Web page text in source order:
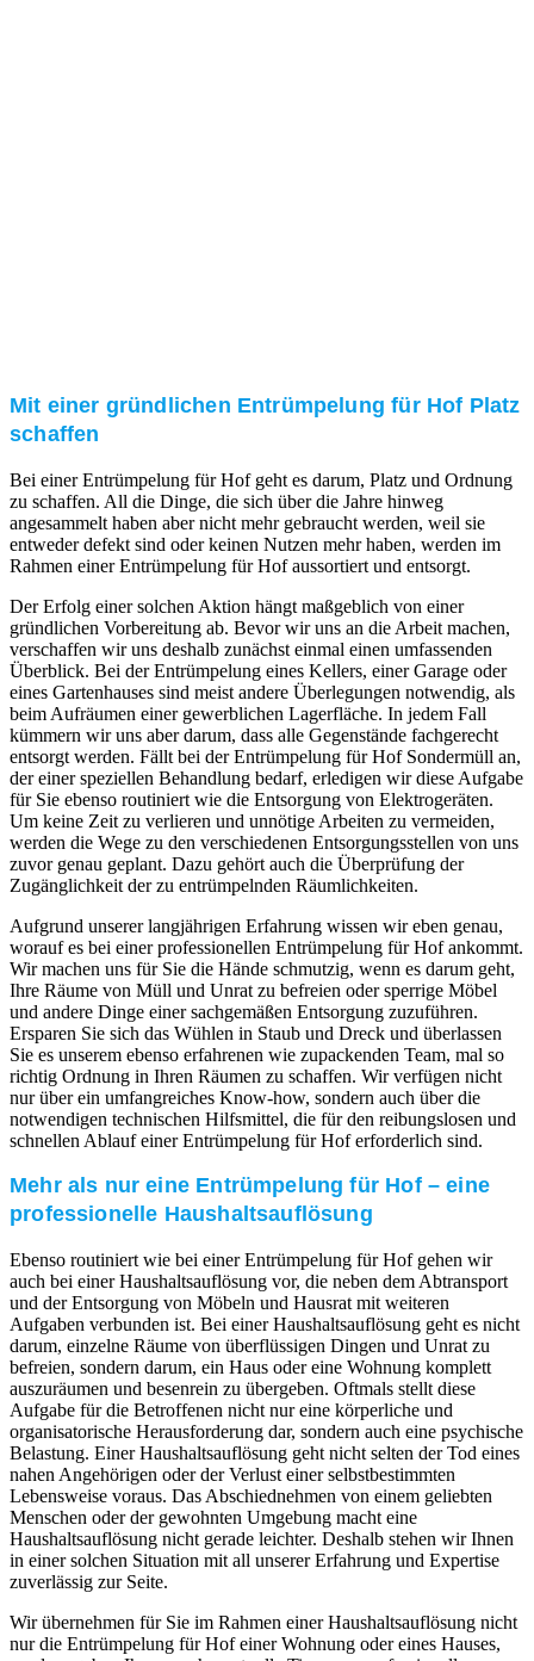
Mit einer gründlichen Entrümpelung für Hof Platz
schaffen
Bei einer Entrümpelung für Hof geht es darum, Platz und Ordnung
zu schaffen. All die Dinge, die sich über die Jahre hinweg
angesammelt haben aber nicht mehr gebraucht werden, weil sie
entweder defekt sind oder keinen Nutzen mehr haben, werden im
Rahmen einer Entrümpelung für Hof aussortiert und entsorgt.
Der Erfolg einer solchen Aktion hängt maßgeblich von einer
gründlichen Vorbereitung ab. Bevor wir uns an die Arbeit machen,
verschaffen wir uns deshalb zunächst einmal einen umfassenden
Überblick. Bei der Entrümpelung eines Kellers, einer Garage oder
eines Gartenhauses sind meist andere Überlegungen notwendig, als
beim Aufräumen einer gewerblichen Lagerfläche. In jedem Fall
kümmern wir uns aber darum, dass alle Gegenstände fachgerecht
entsorgt werden. Fällt bei der Entrümpelung für Hof Sondermüll an,
der einer speziellen Behandlung bedarf, erledigen wir diese Aufgabe
für Sie ebenso routiniert wie die Entsorgung von Elektrogeräten.
Um keine Zeit zu verlieren und unnötige Arbeiten zu vermeiden,
werden die Wege zu den verschiedenen Entsorgungsstellen von uns
zuvor genau geplant. Dazu gehört auch die Überprüfung der
Zugänglichkeit der zu entrümpelnden Räumlichkeiten.
Aufgrund unserer langjährigen Erfahrung wissen wir eben genau,
worauf es bei einer professionellen Entrümpelung für Hof ankommt.
Wir machen uns für Sie die Hände schmutzig, wenn es darum geht,
Ihre Räume von Müll und Unrat zu befreien oder sperrige Möbel
und andere Dinge einer sachgemäßen Entsorgung zuzuführen.
Ersparen Sie sich das Wühlen in Staub und Dreck und überlassen
Sie es unserem ebenso erfahrenen wie zupackenden Team, mal so
richtig Ordnung in Ihren Räumen zu schaffen. Wir verfügen nicht
nur über ein umfangreiches Know-how, sondern auch über die
notwendigen technischen Hilfsmittel, die für den reibungslosen und
schnellen Ablauf einer Entrümpelung für Hof erforderlich sind.
Mehr als nur eine Entrümpelung für Hof – eine
professionelle Haushaltsauflösung
Ebenso routiniert wie bei einer Entrümpelung für Hof gehen wir
auch bei einer Haushaltsauflösung vor, die neben dem Abtransport
und der Entsorgung von Möbeln und Hausrat mit weiteren
Aufgaben verbunden ist. Bei einer Haushaltsauflösung geht es nicht
darum, einzelne Räume von überflüssigen Dingen und Unrat zu
befreien, sondern darum, ein Haus oder eine Wohnung komplett
auszuräumen und besenrein zu übergeben. Oftmals stellt diese
Aufgabe für die Betroffenen nicht nur eine körperliche und
organisatorische Herausforderung dar, sondern auch eine psychische
Belastung. Einer Haushaltsauflösung geht nicht selten der Tod eines
nahen Angehörigen oder der Verlust einer selbstbestimmten
Lebensweise voraus. Das Abschiednehmen von einem geliebten
Menschen oder der gewohnten Umgebung macht eine
Haushaltsauflösung nicht gerade leichter. Deshalb stehen wir Ihnen
in einer solchen Situation mit all unserer Erfahrung und Expertise
zuverlässig zur Seite.
Wir übernehmen für Sie im Rahmen einer Haushaltsauflösung nicht
nur die Entrümpelung für Hof einer Wohnung oder eines Hauses,